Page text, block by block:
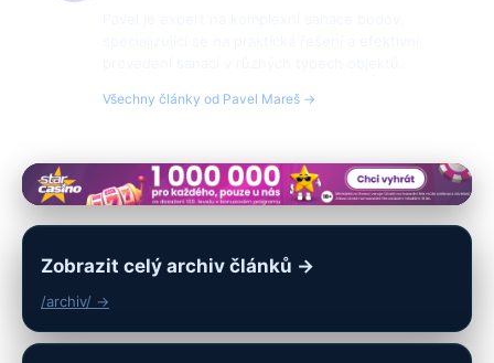
Všechny články od Pavel Mareš →
Zobrazit celý archiv článků →
/archiv/ →